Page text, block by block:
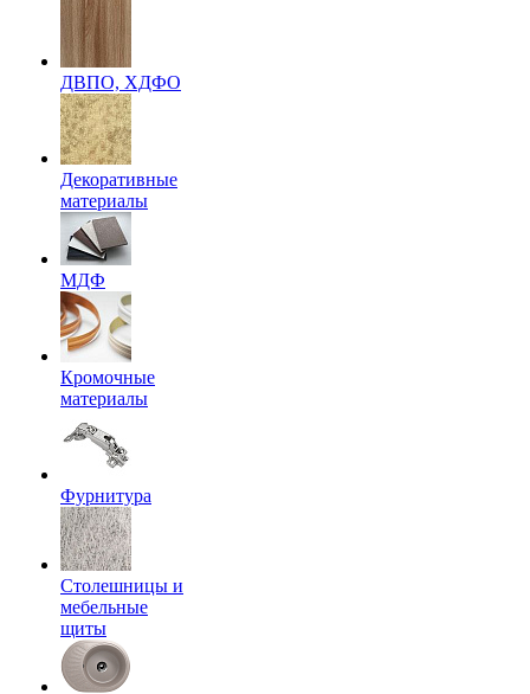
ДВПО, ХДФО
Декоративные
материалы
МДФ
Кромочные
материалы
Фурнитура
Столешницы и
мебельные
щиты